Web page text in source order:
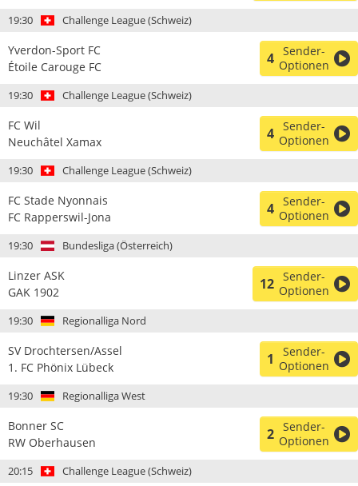
19:30 Challenge League (Schweiz)
Yverdon-Sport FC
Étoile Carouge FC
4 Sender-
Optionen
19:30 Challenge League (Schweiz)
FC Wil
Neuchâtel Xamax
4 Sender-
Optionen
19:30 Challenge League (Schweiz)
FC Stade Nyonnais
FC Rapperswil-Jona
4 Sender-
Optionen
19:30 Bundesliga (Österreich)
Linzer ASK
GAK 1902
12 Sender-
Optionen
19:30 Regionalliga Nord
SV Drochtersen/Assel
1. FC Phönix Lübeck
1
Sender-
Optionen
19:30 Regionalliga West
Bonner SC
RW Oberhausen
2 Sender-
Optionen
20:15 Challenge League (Schweiz)